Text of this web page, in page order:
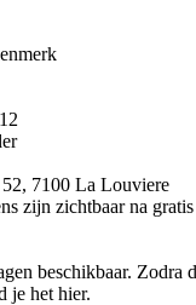
7100 La Louviere
zijn zichtbaar na
beschikbaar. Zodra
je het hier.